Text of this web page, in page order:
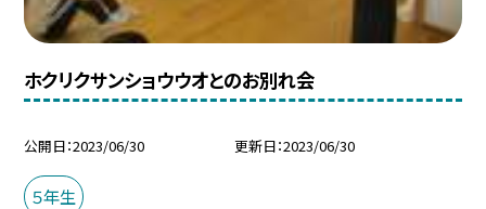
ホクリクサンショウウオとのお別れ会
公開日 2023/06/30 更新日 2023/06/30
５年生